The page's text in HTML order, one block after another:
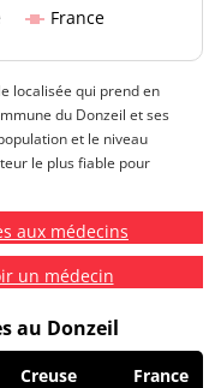
France
localisée qui prend en
du Donzeil et ses
et le niveau
le plus fiable pour
aux médecins
un médecin
au Donzeil
Creuse France